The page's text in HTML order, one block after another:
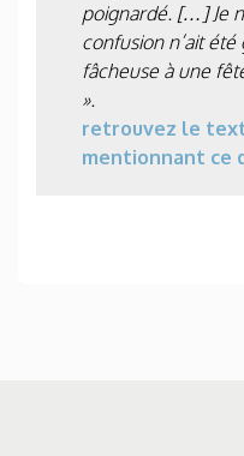
poignardé. […] Je
confusion n’ait été
fâcheuse à une
».
retrouvez le
mentionnant ce